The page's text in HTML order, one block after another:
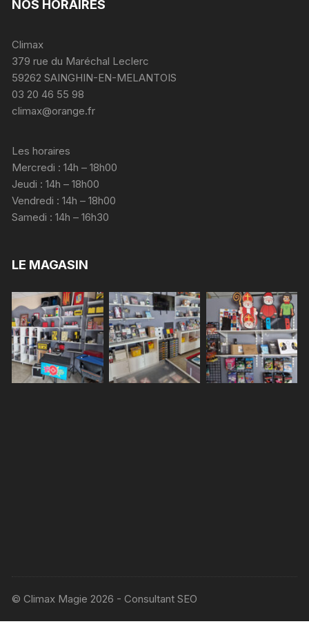
NOS HORAIRES
Climax
379 rue du Maréchal Leclerc
59262 SAINGHIN-EN-MELANTOIS
03 20 46 55 98
climax@orange.fr
Les horaires
Mercredi : 14h – 18h00
Jeudi : 14h – 18h00
Vendredi : 14h – 18h00
Samedi : 14h – 16h30
LE MAGASIN
© Climax Magie 2026 - Consultant SEO